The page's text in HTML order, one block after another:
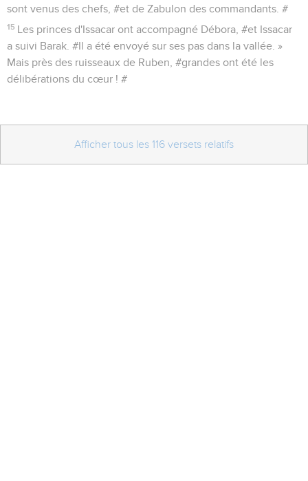
sont venus des chefs, #et de Zabulon des commandants. #
15
Les princes d'Issacar ont accompagné Débora, #et Issacar
a suivi Barak. #Il a été envoyé sur ses pas dans la vallée. »
Mais près des ruisseaux de Ruben, #grandes ont été les
délibérations du cœur ! #
Afficher tous les 116 versets relatifs